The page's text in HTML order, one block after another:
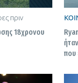
πριν
18χρονου
που